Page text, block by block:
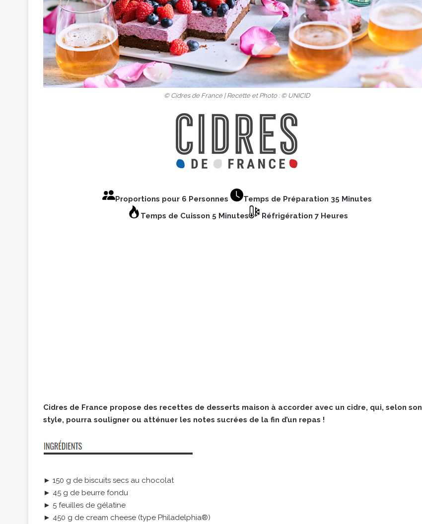
© Cidres de France | Recette et Photo : © UNICID
Proportions pour 6 Personnes
Temps de Préparation 35 Minutes
Temps de Cuisson 5 Minutes
Réfrigération 7 Heures
Cidres de France propose des recettes de desserts maison à accorder avec un cidre, qui, selon son
style, pourra souligner ou atténuer les notes sucrées de la fin d’un repas !
► 150 g de biscuits secs au chocolat
► 45 g de beurre fondu
► 5 feuilles de gélatine
► 450 g de cream cheese (type Philadelphia®)